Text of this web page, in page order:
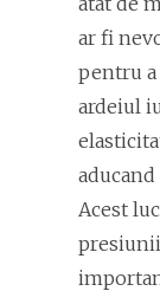
ar fi
pentru a
ardeiul
Acest